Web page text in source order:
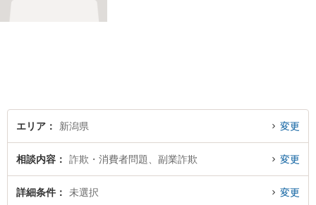
エリア 新潟県 変更
相談内容 詐欺・消費者問題、副業詐欺 変更
詳細条件 未選択 変更